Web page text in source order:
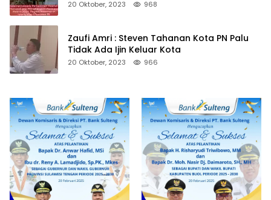
20 Oktober, 2023 968
Zaufi Amri : Steven Tahanan Kota PN Palu
Tidak Ada Ijin Keluar Kota
20 Oktober, 2023 966